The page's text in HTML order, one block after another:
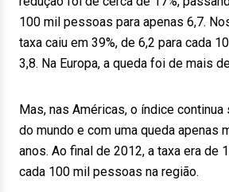
100 mil pessoas para apenas 6,7.
taxa caiu em 39%, de 6,2 para cada
3,8. Na Europa, a queda foi de mais
Mas, nas Américas, o índice
do mundo e com uma queda apenas
anos. Ao final de 2012, a taxa era de
cada 100 mil pessoas na região.